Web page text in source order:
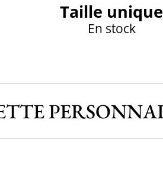
Taille unique
En stock